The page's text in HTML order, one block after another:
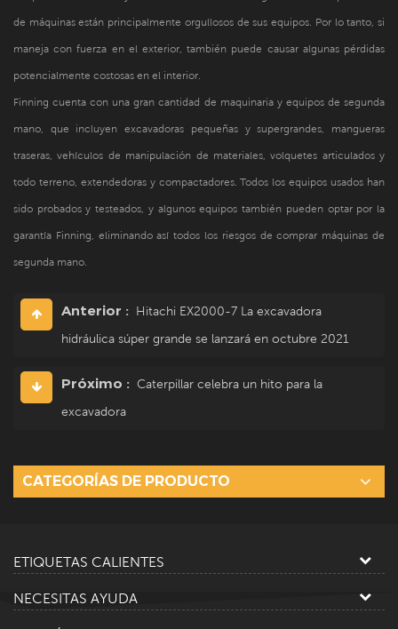
de máquinas están principalmente orgullosos de sus equipos. Por lo tanto, si
maneja con fuerza en el exterior, también puede causar algunas pérdidas
potencialmente costosas en el interior.
Finning cuenta con una gran cantidad de maquinaria y equipos de segunda
mano, que incluyen excavadoras pequeñas y supergrandes, mangueras
traseras, vehículos de manipulación de materiales, volquetes articulados y
todo terreno, extendedoras y compactadores. Todos los equipos usados ​​han
sido probados y testeados, y algunos equipos también pueden optar por la
garantía Finning, eliminando así todos los riesgos de comprar máquinas de
segunda mano.
Anterior : Hitachi EX2000-7 La excavadora
hidráulica súper grande se lanzará en octubre 2021
Próximo : Caterpillar celebra un hito para la
excavadora
CATEGORÍAS DE PRODUCTO
ETIQUETAS CALIENTES
NECESITAS AYUDA